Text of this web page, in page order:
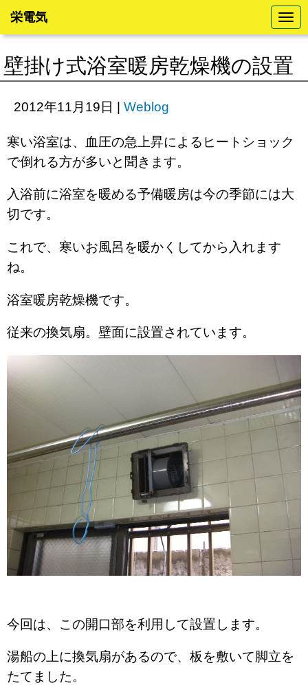
N
a
v
g
a
t
栄電気
壁掛け式浴室暖房乾燥機の設置
2012年11月19日 | Weblog
寒い浴室は、血圧の急上昇によるヒートショック
で倒れる方が多いと聞きます。
入浴前に浴室を暖める予備暖房は今の季節には大
切です。
これで、寒いお風呂を暖かくしてから入れます
ね。
浴室暖房乾燥機です。
従来の換気扇。壁面に設置されています。
今回は、この開口部を利用して設置します。
湯船の上に換気扇があるので、板を敷いて脚立を
たてました。